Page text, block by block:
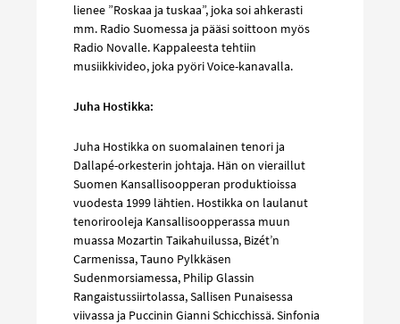
lienee ”Roskaa ja tuskaa”, joka soi ahkerasti
mm. Radio Suomessa ja pääsi soittoon myös
Radio Novalle. Kappaleesta tehtiin
musiikkivideo, joka pyöri Voice-kanavalla.
Juha Hostikka:
Juha Hostikka on suomalainen tenori ja
Dallapé-orkesterin johtaja. Hän on vieraillut
Suomen Kansallisoopperan produktioissa
vuodesta 1999 lähtien. Hostikka on laulanut
tenorirooleja Kansallisoopperassa muun
muassa Mozartin Taikahuilussa, Bizét’n
Carmenissa, Tauno Pylkkäsen
Sudenmorsiamessa, Philip Glassin
Rangaistussiirtolassa, Sallisen Punaisessa
viivassa ja Puccinin Gianni Schicchissä. Sinfonia